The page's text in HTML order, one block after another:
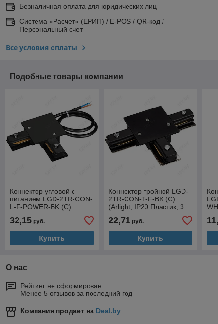
Безналичная оплата для юридических лиц
Система «Расчет» (ЕРИП) / E-POS / QR-код /
Персональный счет
Все условия оплаты
Подобные товары компании
Коннектор угловой с
питанием LGD-2TR-CON-
L-F-POWER-BK (C)
года)
32,15 руб.
Купить
Коннектор тройной LGD-
2TR-CON-T-F-BK (C)
(Arlight, IP20 Пластик, 3
22,71руб.
Купить
О нас
Рейтинг не сформирован
Менее 5 отзывов за последний год
Компания продает на Deal.by